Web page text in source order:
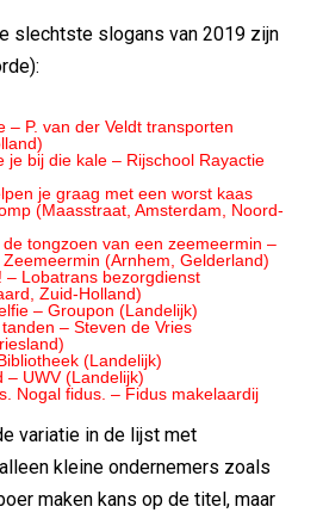
slechtste slogans van 2019 zijn
– P. van der Veldt transporten
je bij die kale – Rijschool Rayactie
je graag met een worst kaas
(Maasstraat, Amsterdam, Noord-
tongzoen van een zeemeermin –
(Arnhem, Gelderland)
– Lobatrans bezorgdienst
Zuid-Holland)
– Groupon (Landelijk)
– Steven de Vries
(Landelijk)
– UWV (Landelijk)
Nogal fidus. – Fidus makelaardij
variatie in de lijst met
kleine ondernemers zoals
maken kans op de titel, maar